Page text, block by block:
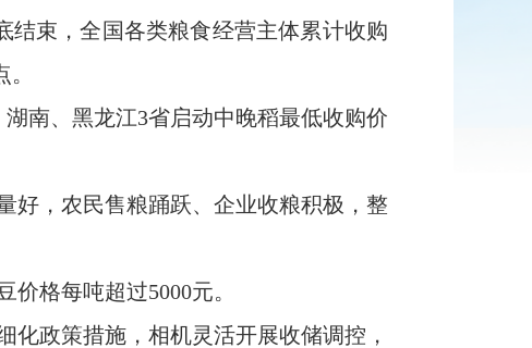
结束，全国各类粮食经营主体累计收购
南、黑龙江3省启动中晚稻最低收购价
好，农民售粮踊跃、企业收粮积极，整
格每吨超过5000元。
化政策措施，相机灵活开展收储调控，